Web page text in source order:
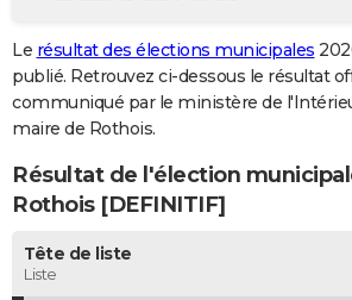
GUIDES D'ACHAT
BONS PLANS
CARTE DE VOEUX
Carte de Noël
Carte Bonne année
Carte Saint-Valentin
Carte Pâques
Carte d'anniversaire
DICTIONNAIRE
Dictionnaire
Biographies
Citations
Expressions
Proverbes
PROGRAMME TV
Le résultat des élections municipales
publié. Retrouvez ci-dessous le résultat
communiqué par le ministère de
maire de Rothois.
Résultat de l'élection
Rothois [DEFINITIF]
Tête de liste
Liste